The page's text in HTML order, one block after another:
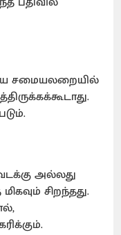
சமையலறையில்
அல்லது
சிறந்தது.